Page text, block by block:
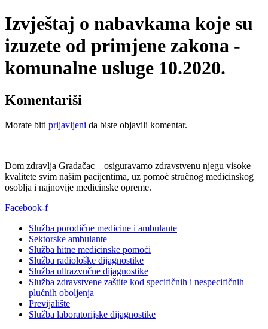
Izvještaj o nabavkama koje su
izuzete od primjene zakona -
komunalne usluge 10.2020.
Komentariši
Morate biti prijavljeni da biste objavili komentar.
Dom zdravlja Gradačac – osiguravamo zdravstvenu njegu visoke
kvalitete svim našim pacijentima, uz pomoć stručnog medicinskog
osoblja i najnovije medicinske opreme.
Facebook-f
Služba porodične medicine i ambulante
Sektorske ambulante
Služba hitne medicinske pomoći
Služba radiološke dijagnostike
Služba ultrazvučne dijagnostike
Služba zdravstvene zaštite kod specifičnih i nespecifičnih
plućnih oboljenja
Previjalište
Služba laboratorijske dijagnostike